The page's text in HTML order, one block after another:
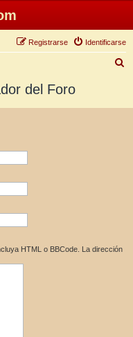
Identificarse
Registrarse
del Foro
HTML o BBCode. La dirección